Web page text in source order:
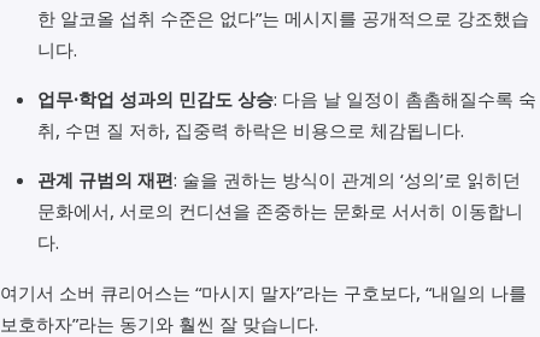
한 알코올 섭취 수준은 없다”는 메시지를 공개적으로 강조했습
니다.
업무·학업 성과의 민감도 상승: 다음 날 일정이 촘촘해질수록 숙
취, 수면 질 저하, 집중력 하락은 비용으로 체감됩니다.
관계 규범의 재편: 술을 권하는 방식이 관계의 ‘성의’로 읽히던
문화에서, 서로의 컨디션을 존중하는 문화로 서서히 이동합니
다.
여기서 소버 큐리어스는 “마시지 말자”라는 구호보다, “내일의 나를
보호하자”라는 동기와 훨씬 잘 맞습니다.